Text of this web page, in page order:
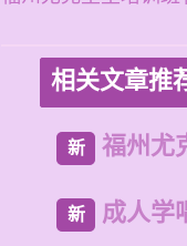
相关文章推
新 福州尤
新 成人学